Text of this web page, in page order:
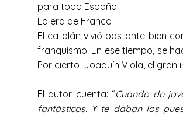
para toda España.
La era de Franco
El catalán vivió bastante bien
franquismo. En ese tiempo, se
Por cierto, Joaquín Viola, el
El autor cuenta: “Cuando de
fantásticos. Y te daban los